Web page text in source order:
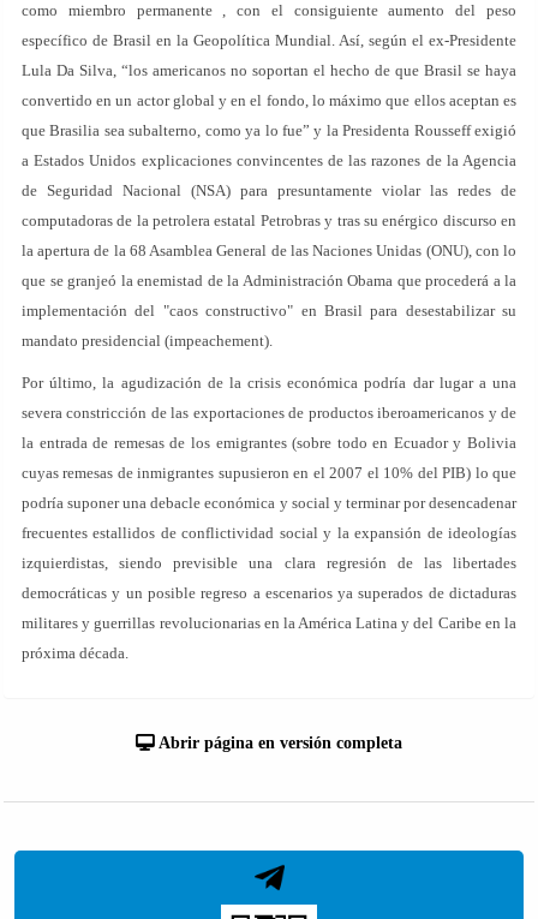
como miembro permanente , con el consiguiente aumento del peso
específico de Brasil en la Geopolítica Mundial. Así, según el ex-Presidente
Lula Da Silva, “los americanos no soportan el hecho de que Brasil se haya
convertido en un actor global y en el fondo, lo máximo que ellos aceptan es
que Brasilia sea subalterno, como ya lo fue” y la Presidenta Rousseff exigió
a Estados Unidos explicaciones convincentes de las razones de la Agencia
de Seguridad Nacional (NSA) para presuntamente violar las redes de
computadoras de la petrolera estatal Petrobras y tras su enérgico discurso en
la apertura de la 68 Asamblea General de las Naciones Unidas (ONU), con lo
que se granjeó la enemistad de la Administración Obama que procederá a la
implementación del "caos constructivo" en Brasil para desestabilizar su
mandato presidencial (impeachement).
Por último, la agudización de la crisis económica podría dar lugar a una
severa constricción de las exportaciones de productos iberoamericanos y de
la entrada de remesas de los emigrantes (sobre todo en Ecuador y Bolivia
cuyas remesas de inmigrantes supusieron en el 2007 el 10% del PIB) lo que
podría suponer una debacle económica y social y terminar por desencadenar
frecuentes estallidos de conflictividad social y la expansión de ideologías
izquierdistas, siendo previsible una clara regresión de las libertades
democráticas y un posible regreso a escenarios ya superados de dictaduras
militares y guerrillas revolucionarias en la América Latina y del Caribe en la
próxima década.
Abrir página en versión completa